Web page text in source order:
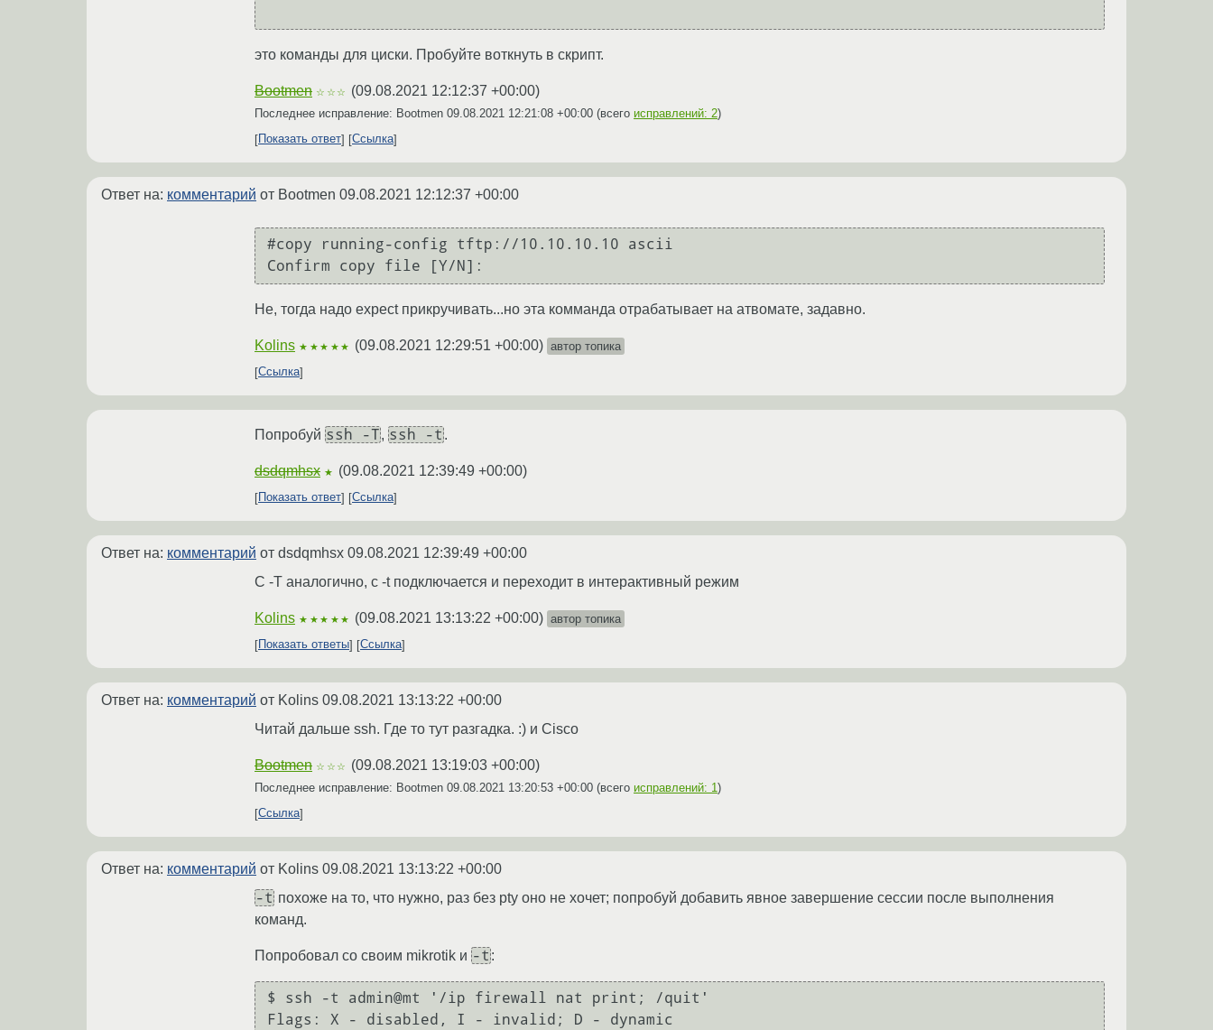
это команды для циски. Пробуйте воткнуть в скрипт.
Bootmen ☆☆☆ (09.08.2021 12:12:37 +00:00)
Последнее исправление: Bootmen 09.08.2021 12:21:08 +00:00 (всего исправлений: 2)
Показать ответ
Ссылка
Ответ на: комментарий от Bootmen 09.08.2021 12:12:37 +00:00
#copy running-config tftp://10.10.10.10 ascii
Не, тогда надо expect прикручивать...но эта комманда отрабатывает на атвомате, задавно.
Kolins ★★★★★ (09.08.2021 12:29:51 +00:00) автор топика
Ссылка
Попробуй ssh -T, ssh -t .
dsdqmhsx ★ (09.08.2021 12:39:49 +00:00)
Показать ответ Ссылка
Ответ на: комментарий от dsdqmhsx 09.08.2021 12:39:49 +00:00
С -T аналогично, с -t подключается и переходит в интерактивный режим
Kolins ★★★★★ (09.08.2021 13:13:22 +00:00) автор топика
Показать ответы
Ссылка
Ответ на: комментарий от Kolins 09.08.2021 13:13:22 +00:00
Читай дальше ssh. Где то тут разгадка. :) и Cisco
Bootmen ☆☆☆ (09.08.2021 13:19:03 +00:00)
Последнее исправление: Bootmen 09.08.2021 13:20:53 +00:00 (всего исправлений: 1 )
Ссылка
Ответ на: комментарий от Kolins 09.08.2021 13:13:22 +00:00
-t похоже на то, что нужно, раз без pty оно не хочет; попробуй добавить явное завершение сессии после выполнения
команд.
Попробовал со своим mikrotik и -t :
$ ssh -t admin@mt '/ip firewall nat print; /quit'
Flags: X - disabled, I - invalid; D - dynamic